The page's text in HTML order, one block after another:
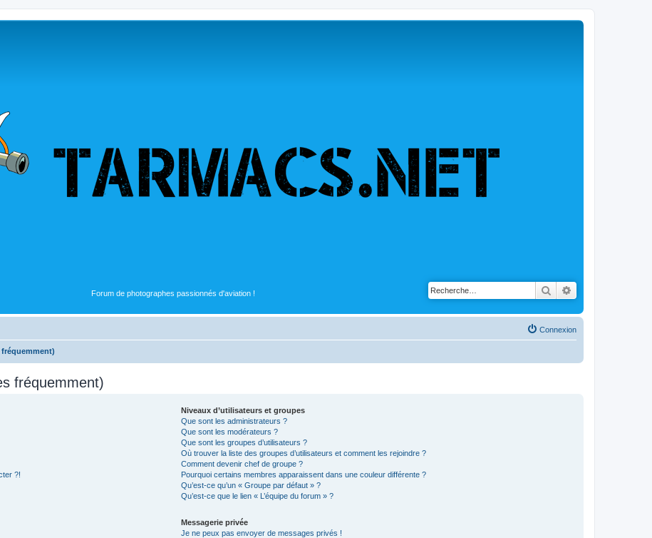
Forum de photographes passionnés d'aviation ! Rechercher
Connexion
fréquemment)
?!
Niveaux d’utilisateurs et groupes
Que sont les administrateurs ?
Que sont les modérateurs ?
Que sont les groupes d’utilisateurs ?
Où trouver la liste des groupes d’utilisateurs et comment les rejoindre ?
Comment devenir chef de groupe ?
Pourquoi certains membres apparaissent dans une couleur différente ?
Qu’est-ce qu’un « Groupe par défaut » ?
Qu’est-ce que le lien « L’équipe du forum » ?
Messagerie privée
Je ne peux pas envoyer de messages privés !